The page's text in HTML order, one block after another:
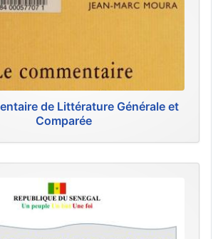
de Littérature Générale et
Comparée